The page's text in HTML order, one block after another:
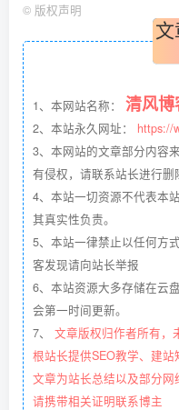
© 版权声明
1、本网站名称： 清风博
2、本站永久网址： https://
3、本网站的文章部分内容
有侵权，请联系站长进行删
4、本站一切资源不代表本
其真实性负责。
5、本站一律禁止以任何方
客发现请向站长举报
6、本站资源大多存储在云
会第一时间更新。
7、 文章版权归作者所有，
根站长提供SEO教学、建
文章为站长总结以及部分
请携带相关证明联系博主